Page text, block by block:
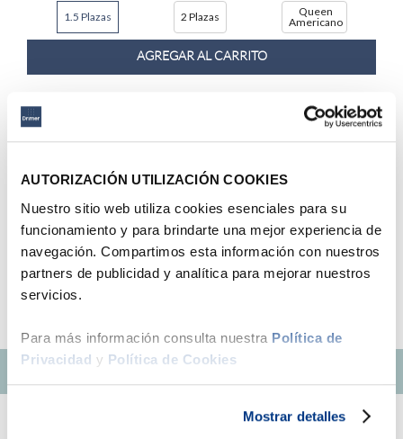
AUTORIZACIÓN UTILIZACIÓN COOKIES
Nuestro sitio web utiliza cookies esenciales para su
funcionamiento y para brindarte una mejor experiencia de
navegación. Compartimos esta información con nuestros
partners de publicidad y analítica para mejorar nuestros
servicios.
Para más información consulta nuestra Política de
Privacidad y Política de Cookies
Mostrar detalles
1.5 Plazas 2 Plazas
Queen
Americano
AGREGAR AL CARRITO
46 %
Hasta6xS/449.83sin interés
Drimer
S/ 2699.00 S/ 4999. 00
2 Plazas
Queen
Americano
King
Americano
fiamma